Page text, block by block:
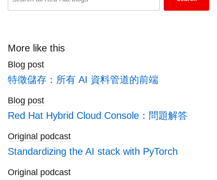
search
blogs
More like this
Blog post
特徵儲存：所有 AI 資料管道的前端
Blog post
Red Hat Hybrid Cloud Console：問題解答
Original podcast
Standardizing the AI stack with PyTorch
Original podcast